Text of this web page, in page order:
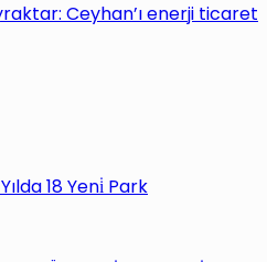
Ceyhan’ı enerji ticaret
18 Yeni̇ Park